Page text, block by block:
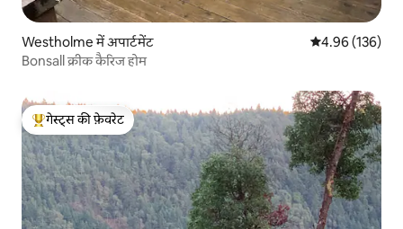
Westholme में अपार्टमेंट औसत रेटिंग 5 में से
4.96 (136)
Bonsall क्रीक कैरिज होम
गेस्ट्स का टॉप फ़ेवरेट
गेस्ट्स की फ़ेवरेट